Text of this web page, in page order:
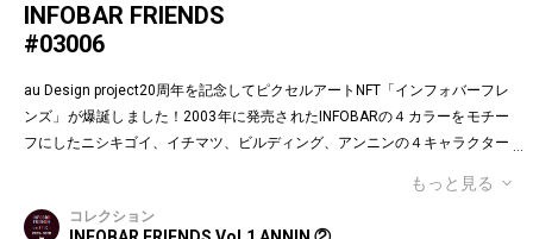
INFOBAR FRIENDS
#03006
au Design project20周年を記念してピクセルアートNFT「インフォバーフレ
ンズ」が爆誕しました！2003年に発売されたINFOBARの４カラーをモチー
フにしたニシキゴイ、イチマツ、ビルディング、アンニンの４キャラクター
れていた懐かしの絵文字！第１弾は全て絵柄の異なるaDp20thロゴ入り特別
版です。「キャラクター×表情×背景色」の組み合わせパターンは3,200種類
もっと見る
コレクション